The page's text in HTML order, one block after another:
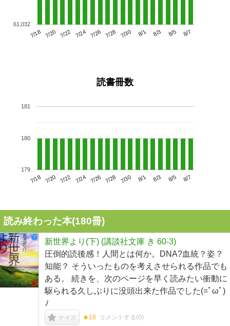
7/18 7/20 7/22 7/24 7/26 7/28 7/30 8/1 8/3 8/5 8/7
61,032
読書冊数
7/18 7/20 7/22 7/24 7/26 7/28 7/30 8/1 8/3 8/5 8/7
179
180
181
読み終わった本(180冊)
新世界より(下) (講談社文庫 き 60-3)
圧倒的読後感！人間とは何か。DNA?血統？姿？
知能？ そういったものを考えさせられる作品でも
ある。 続きを、次のページを早く読みたい衝動に
駆られる久しぶりに没頭出来た作品でした(=ﾟωﾟ)
ﾉ
ナイス ★18 コメントする(0)